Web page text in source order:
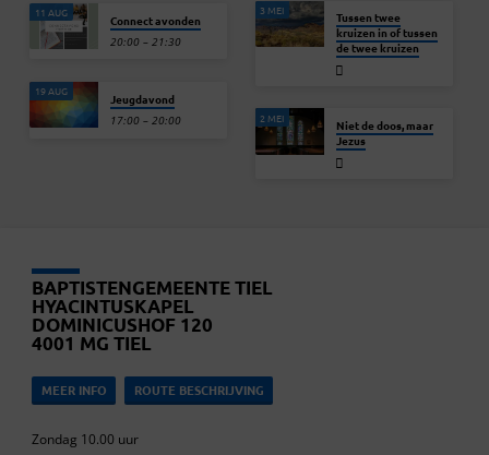
11 AUG Connect avonden
20:00 – 21:30
19 AUG Jeugdavond
17:00 – 20:00
3 MEI
Tussen twee
kruizen in of tussen
de twee kruizen
2 MEI
Niet de doos, maar
Jezus
BAPTISTENGEMEENTE TIEL
HYACINTUSKAPEL
DOMINICUSHOF 120
4001 MG TIEL
MEER INFO ROUTE BESCHRIJVING
Zondag 10.00 uur